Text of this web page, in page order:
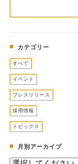
カテゴリー
すべて
イベント
プレスリリース
採用情報
トピックス
月別アーカイブ